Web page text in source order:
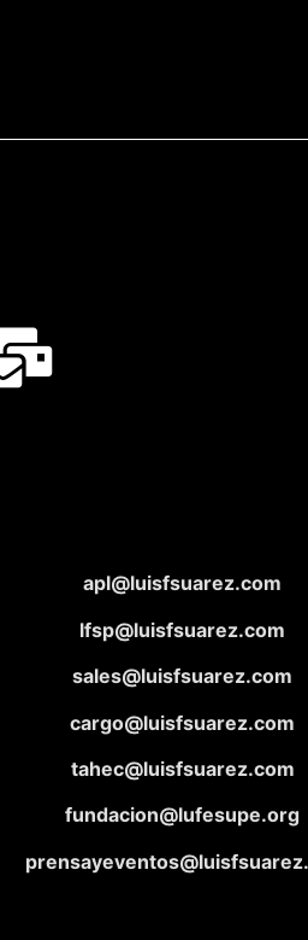
apl@luisfsuarez.com
lfsp@luisfsuarez.com
sales@luisfsuarez.com
cargo@luisfsuarez.com
tahec@luisfsuarez.com
fundacion@lufesupe.org